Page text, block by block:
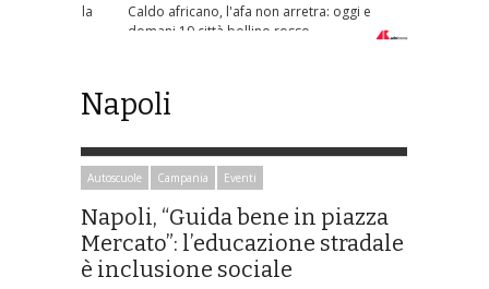
Caldo africano, l'afa non arretra: oggi e
domani 19 città bollino rosso
Napoli
Autoscuole Campania Eventi
Napoli, “Guida bene in piazza
Mercato”: l’educazione stradale
è inclusione sociale